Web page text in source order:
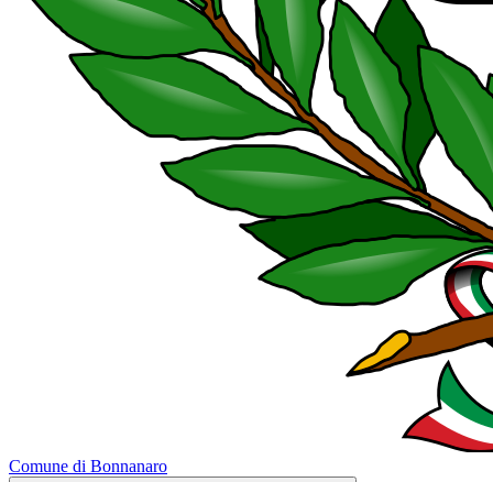
Comune di Bonnanaro